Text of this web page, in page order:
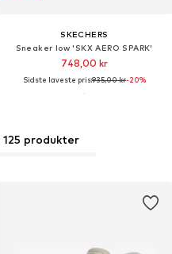
SKECHERS
Sneaker low 'SKX AERO SPARK'
748,00 kr
Sidste laveste pris:935,00 kr-20%
produkter